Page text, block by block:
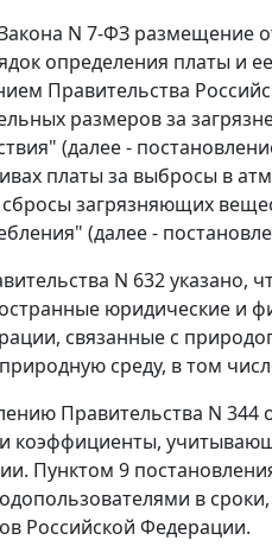
N 7-ФЗ размещение
определения платы и
Правительства
размеров за
(далее -
платы за выбросы в
загрязняющих
(далее -
N 632 указано,
юридические и
связанные с
среду, в том
Правительства N
коэффициенты,
Пунктом 9
в
Российской Федерации.